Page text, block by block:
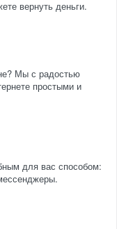
вернуть деньги.
Мы с радостью
простыми и
для вас способом: